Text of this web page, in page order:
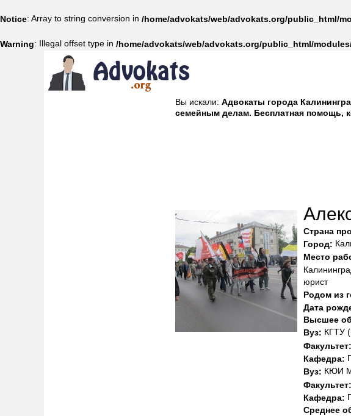
Notice: Array to string conversion in /home/advokats/web/advokats.org/public_html/
Warning: Illegal offset type in /home/advokats/web/advokats.org/public_html/
Вы искали: Адвокаты города
семейным делам. Бесплатная помощь,
Страна
Город:
Место
юрист
Родом из
Дата
Высшее
Вуз: КГТУ
Факультет:
Кафедра:
Вуз: КЮИ
Факультет:
Кафедра:
Среднее